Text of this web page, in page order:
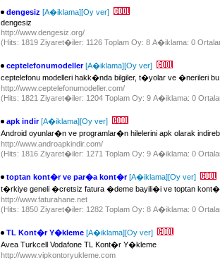
dengesiz [A�iklama][Oy ver]
dengesiz
http://www.dengesiz.org/
(Hits: 1819 Ziyaret�iler: 1126 Toplam Oy: 8 A�iklama: 0
ceptelefonumodeller [A�iklama][Oy ver]
ceptelefonu modelleri hakk�nda bilgiler, t�yolar ve �nerileri bu
http://www.ceptelefonumodeller.com/
(Hits: 1821 Ziyaret�iler: 1204 Toplam Oy: 9 A�iklama: 0
apk indir [A�iklama][Oy ver]
Android oyunlar�n ve programlar�n hilelerini apk olarak
http://www.androapkindir.com/
(Hits: 1816 Ziyaret�iler: 1271 Toplam Oy: 9 A�iklama: 0
toptan kont�r ve par�a kont�r [A�iklama][Oy ver]
t�rkiye geneli �cretsiz fatura �deme bayili�i ve toptan
http://www.faturahane.net
(Hits: 1850 Ziyaret�iler: 1282 Toplam Oy: 8 A�iklama: 0
TL Kont�r Y�kleme [A�iklama][Oy ver]
Avea Turkcell Vodafone TL Kont�r Y�kleme
http://www.vipkontoryukleme.com